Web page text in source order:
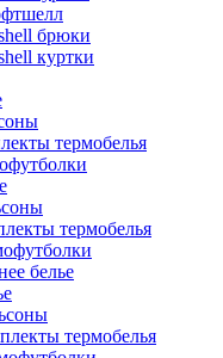
брюки
куртки
термобелья
термобелья
белье
термобелья